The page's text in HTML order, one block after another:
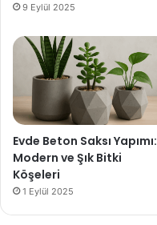
9 Eylül 2025
Evde Beton Saksı Yapımı:
Modern ve Şık Bitki
Köşeleri
1 Eylül 2025